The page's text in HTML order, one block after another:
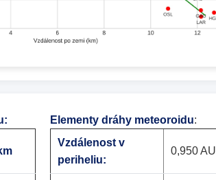
:
Elementy dráhy meteoroidu:
Vzdálenost v
periheliu:
0,950 AU